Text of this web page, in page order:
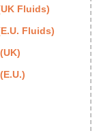
Fluids)
Fluids)